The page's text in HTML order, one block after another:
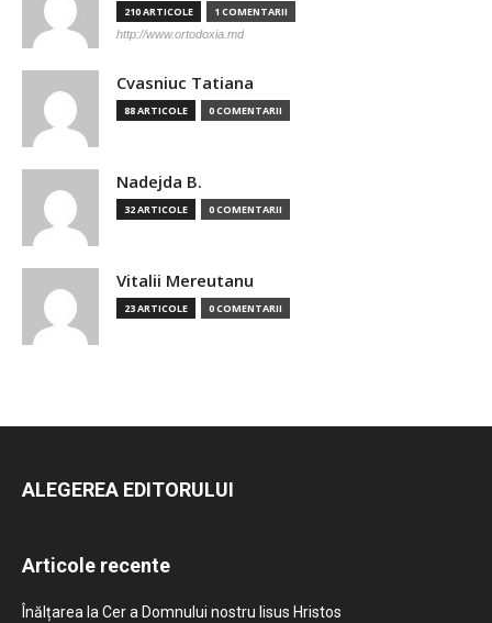
210 ARTICOLE 1 COMENTARII
http://www.ortodoxia.md
Cvasniuc Tatiana
88 ARTICOLE 0 COMENTARII
Nadejda B.
32 ARTICOLE 0 COMENTARII
Vitalii Mereutanu
23 ARTICOLE 0 COMENTARII
ALEGEREA EDITORULUI
Articole recente
Înălțarea la Cer a Domnului nostru Iisus Hristos